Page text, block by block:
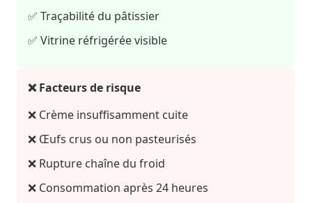
✅ Traçabilité du pâtissier
✅ Vitrine réfrigérée visible
❌ Facteurs de risque
❌ Crème insuffisamment cuite
❌ Œufs crus ou non pasteurisés
❌ Rupture chaîne du froid
❌ Consommation après 24 heures